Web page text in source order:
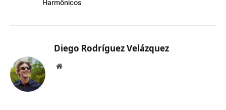
Harmônicos
Diego Rodríguez Velázquez
Website